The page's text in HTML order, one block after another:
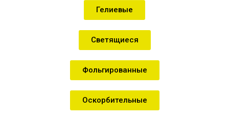
Гелиевые
Светящиеся
Фольгированные
Оскорбительные